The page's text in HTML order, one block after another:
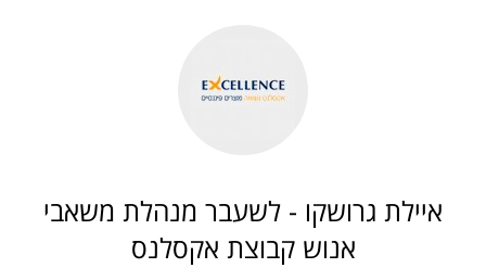
איילת גרושקו - לשעבר מנהלת משאבי
אנוש קבוצת אקסלנס